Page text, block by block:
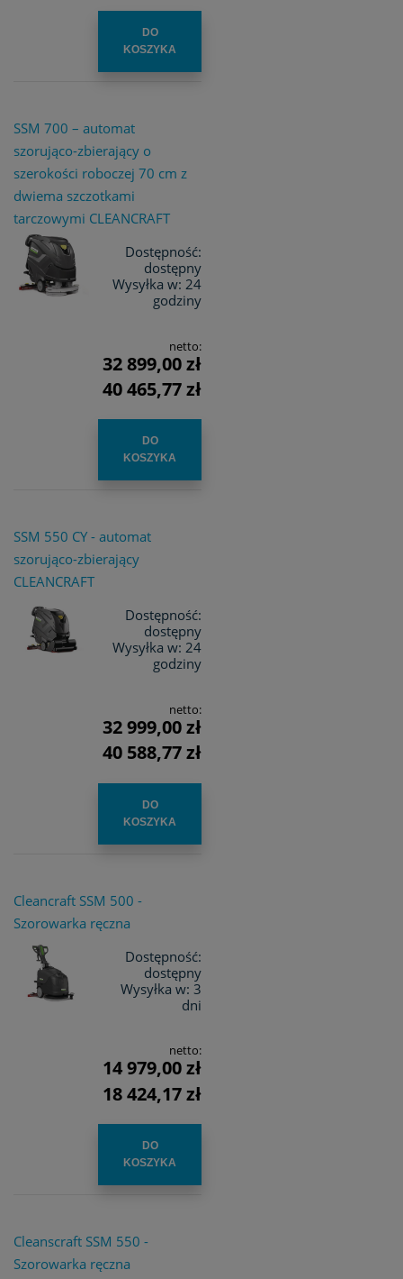
DO
KOSZYKA
SSM 700 – automat
szorująco-zbierający o
szerokości roboczej 70 cm z
dwiema szczotkami
tarczowymi CLEANCRAFT
Dostępność:
dostępny
Wysyłka w: 24
godziny
netto:
32 899,00 zł
40 465,77 zł
DO
KOSZYKA
SSM 550 CY - automat
szorująco-zbierający
CLEANCRAFT
Dostępność:
dostępny
Wysyłka w: 24
godziny
netto:
32 999,00 zł
40 588,77 zł
DO
KOSZYKA
Cleancraft SSM 500 -
Szorowarka ręczna
Dostępność:
dostępny
Wysyłka w: 3
dni
netto:
14 979,00 zł
18 424,17 zł
DO
KOSZYKA
Cleanscraft SSM 550 -
Szorowarka ręczna